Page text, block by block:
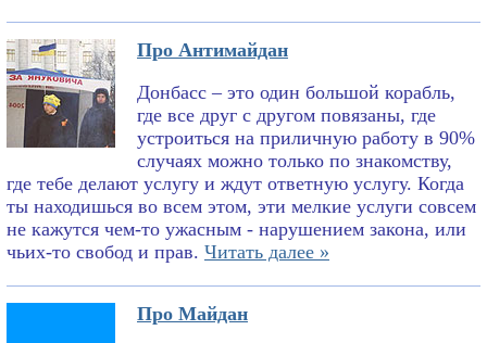
Про Антимайдан
Донбасс – это один большой корабль,
где все друг с другом повязаны, где
устроиться на приличную работу в 90%
случаях можно только по знакомству,
где тебе делают услугу и ждут ответную услугу. Когда
ты находишься во всем этом, эти мелкие услуги совсем
не кажутся чем-то ужасным - нарушением закона, или
чьих-то свобод и прав. Читать далее »
Про Майдан